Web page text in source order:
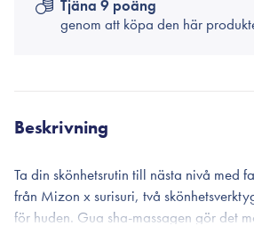
Tjäna 9 poäng
genom att köpa den här
Beskrivning
Ta din skönhetsrutin till nästa nivå med
från Mizon x surisuri, två
för huden. Gua sha-massagen gör det